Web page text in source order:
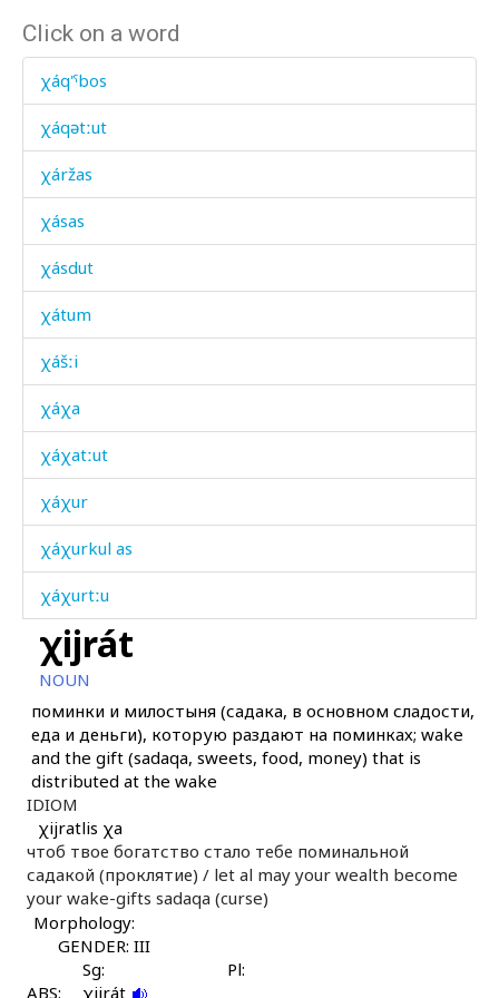
Click on a word
χáq'ˤbos
χáqətːut
χáržas
χásas
χásdut
χátum
χášːi
χáχa
χáχatːut
χáχur
χáχurkul as
χáχurtːu
χer
χer bekés
χer bi
χer bušbús
χes
χéχmul
χijál
χijbárqəla
χijrát
NOUN
поминки и милостыня (садака, в основном сладости,
еда и деньги), которую раздают на поминках; wake
and the gift (sadaqa, sweets, food, money) that is
distributed at the wake
IDIOM
χijratlis χa
чтоб твое богатство стало тебе поминальной
садакой (проклятие) / let al may your wealth become
your wake-gifts sadaqa (curse)
Morphology:
GENDER: III
Sg:
Pl:
ABS:
χijrát